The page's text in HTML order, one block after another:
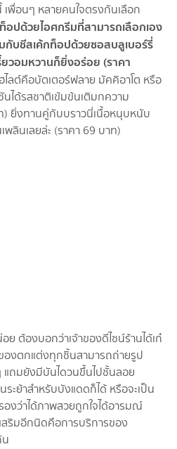
เพื่อนๆ หลายคนใจตรงกันเลือก
อปด้วยไอศกรีมที่สามารถเลือกเอง
กับชีสเค้กท็อปด้วยซอสบลูเบอร์รี่
วอมหวานก็ยิ่งอร่อย (ราคา
ไลต์คือบัตเตอร์ฟลาย มัคคิอาโต หรือ
ด้รสชาติเข้มข้นเติมกความ
) ยิ่งทานคู่กับบราวนี่เนื้อหนุบหนับ
ลินเลยล่ะ (ราคา 69 บาท)
ต้องบอกว่าเจ้าของดีไซน์ร้านได้เก๋
องตกแต่งทุกชิ้นสามารถถ่ายรูป
ถมยังมีบันไดวนขึ้นไปชั้นลอย
ระย้าสำหรับบังแดดก็ได้ หรือจะเป็น
งว่าได้ภาพสวยถูกใจได้อารมณ์
สริมอีกนิดคือการบริการของ